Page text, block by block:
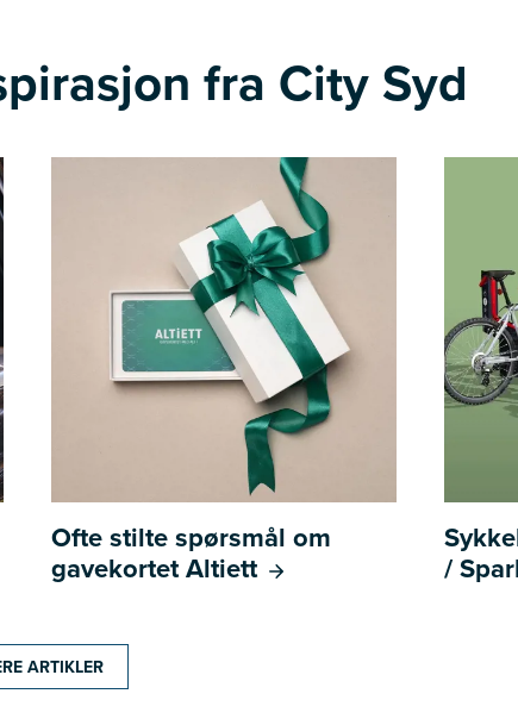
fra City Syd
Ofte stilte spørsmål om
gavekortet Altiett
/
ARTIKLER